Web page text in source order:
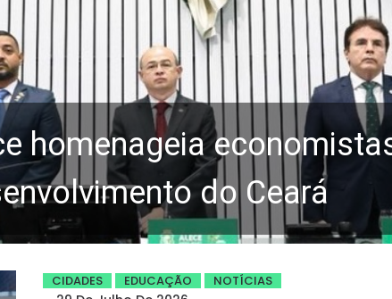
homenageia
do Ceará
CIDADES EDUCAÇÃO NOTÍCIAS